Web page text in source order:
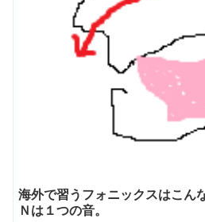
海外で習うフォニックスはこん
Ｎは１つの音。